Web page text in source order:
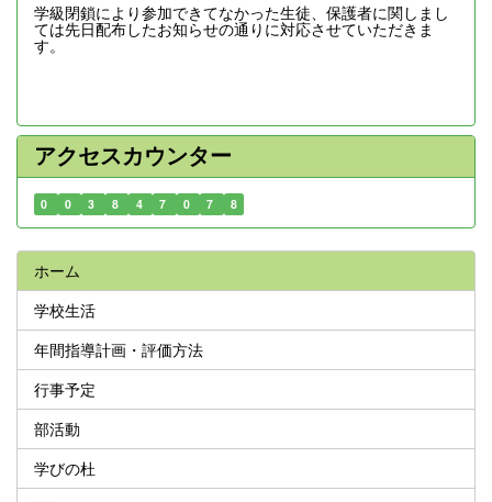
学級閉鎖により参加できてなかった生徒、保護者に関しまし
ては先日配布したお知らせの通りに対応させていただきま
す。
アクセスカウンター
0 0 3 8 4 7 0 7 8
ホーム
学校生活
年間指導計画・評価方法
行事予定
部活動
学びの杜